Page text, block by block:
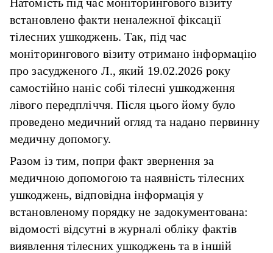
встановлено факти неналежної фіксації
тілесних ушкоджень. Так, під час
моніторингового візиту отримано інформацію
про засудженого Л., який 19.02.2026 року
самостійно наніс собі тілесні ушкодження
лівого передпліччя. Після цього йому було
проведено медичний огляд та надано первинну
медичну допомогу.
Разом із тим, попри факт звернення за
медичною допомогою та наявність тілесних
ушкоджень, відповідна інформація у
встановленому порядку не задокументована:
відомості відсутні в журналі обліку фактів
виявлення тілесних ушкоджень та в іншій